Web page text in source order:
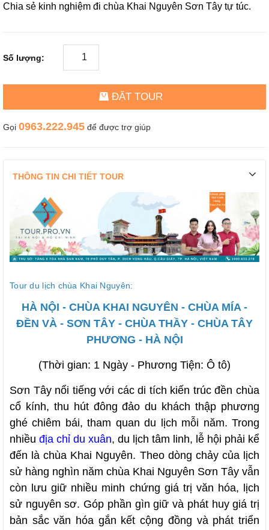
Chia sẻ kinh nghiệm đi chùa Khai Nguyên Sơn Tây tự túc.
Số lượng:
ĐẶT TOUR
Gọi 0963.222.945 để được trợ giúp
THÔNG TIN CHI TIẾT TOUR
Tour du lịch chùa Khai Nguyên:
HÀ NỘI - CHÙA KHAI NGUYÊN - CHÙA MÍA -
ĐỀN VÀ - SƠN TÂY - CHÙA THẦY - CHÙA TÂY
PHƯƠNG - HÀ NỘI
(Thời gian: 1 Ngày - Phương Tiện: Ô tô)
Sơn Tây nổi tiếng với các di tích kiến ​​trúc đền chùa
cổ kính, thu hút đông đảo du khách thập phương
ghé chiêm bái, tham quan du lịch mỗi năm. Trong
nhiều địa chỉ du xuân, du lịch tâm linh, lễ hội phải kể
đến là chùa Khai Nguyên. Theo dòng chảy của lịch
sử hàng nghìn năm chùa Khai Nguyên Sơn Tây vẫn
còn lưu giữ nhiều minh chứng giá trị văn hóa, lịch
sử nguyên sơ. Góp phần gìn giữ và phát huy giá trị
bản sắc văn hóa gắn kết cộng đồng và phát triển